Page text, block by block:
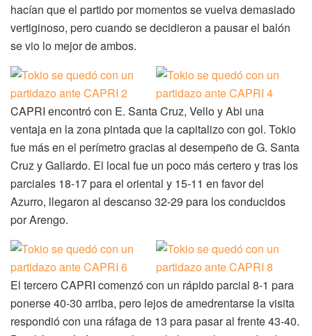
hacían que el partido por momentos se vuelva demasiado
vertiginoso, pero cuando se decidieron a pausar el balón
se vio lo mejor de ambos.
CAPRI encontró con E. Santa Cruz, Vello y Abi una
ventaja en la zona pintada que la capitalizo con gol. Tokio
fue más en el perímetro gracias al desempeño de G. Santa
Cruz y Gallardo. El local fue un poco más certero y tras los
parciales 18-17 para el oriental y 15-11 en favor del
Azurro, llegaron al descanso 32-29 para los conducidos
por Arengo.
El tercero CAPRI comenzó con un rápido parcial 8-1 para
ponerse 40-30 arriba, pero lejos de amedrentarse la visita
respondió con una ráfaga de 13 para pasar al frente 43-40.